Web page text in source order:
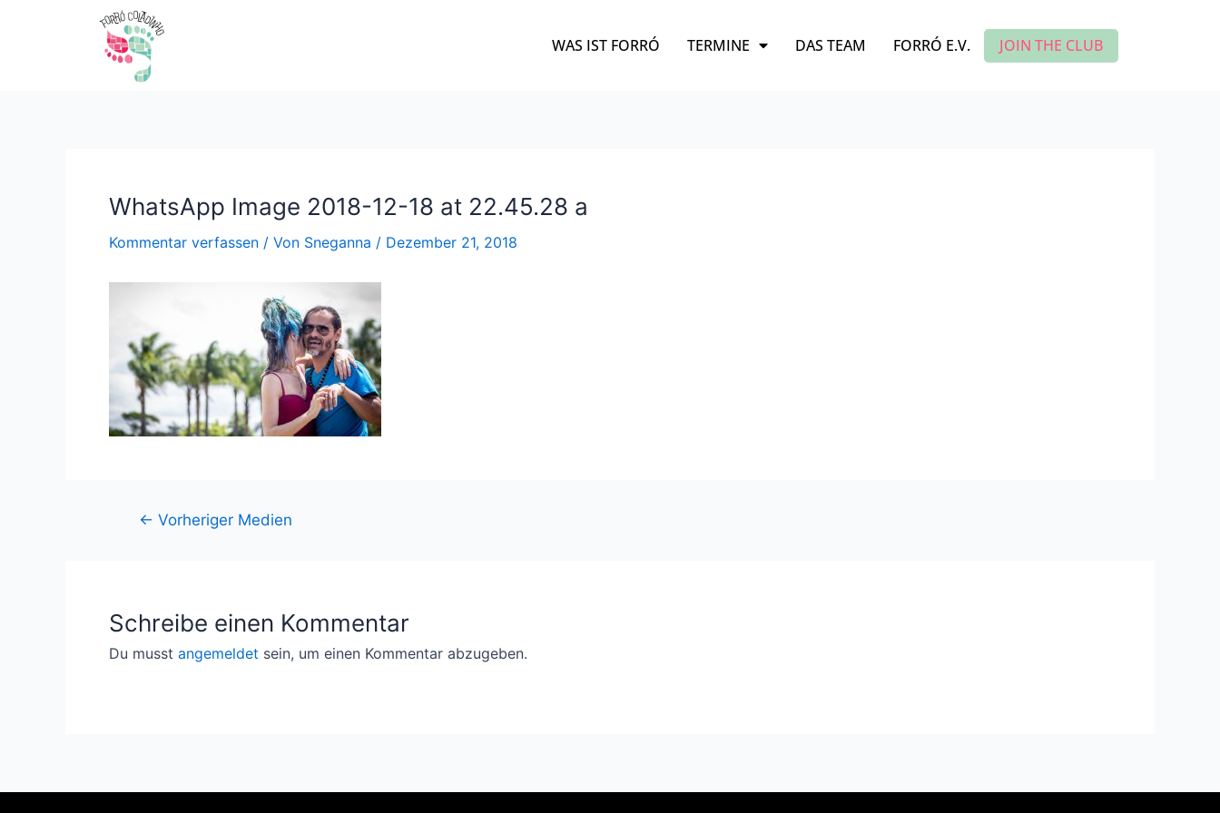
WAS IST FORRÓ TERMINE DAS TEAM FORRÓ E.V. JOIN THE CLUB
WhatsApp Image 2018-12-18 at 22.45.28 a
Kommentar verfassen / Von Sneganna / Dezember 21, 2018
Beitragsnavigation
← Vorheriger Medien
Schreibe einen Kommentar
Du musst angemeldet sein, um einen Kommentar abzugeben.